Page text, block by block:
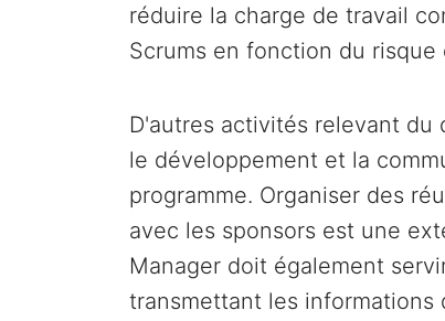
réduire la charge de travail
Scrums en fonction du risque
D'autres activités relevant du
le développement et la
programme. Organiser des
avec les sponsors est une
Manager doit également
transmettant les informations